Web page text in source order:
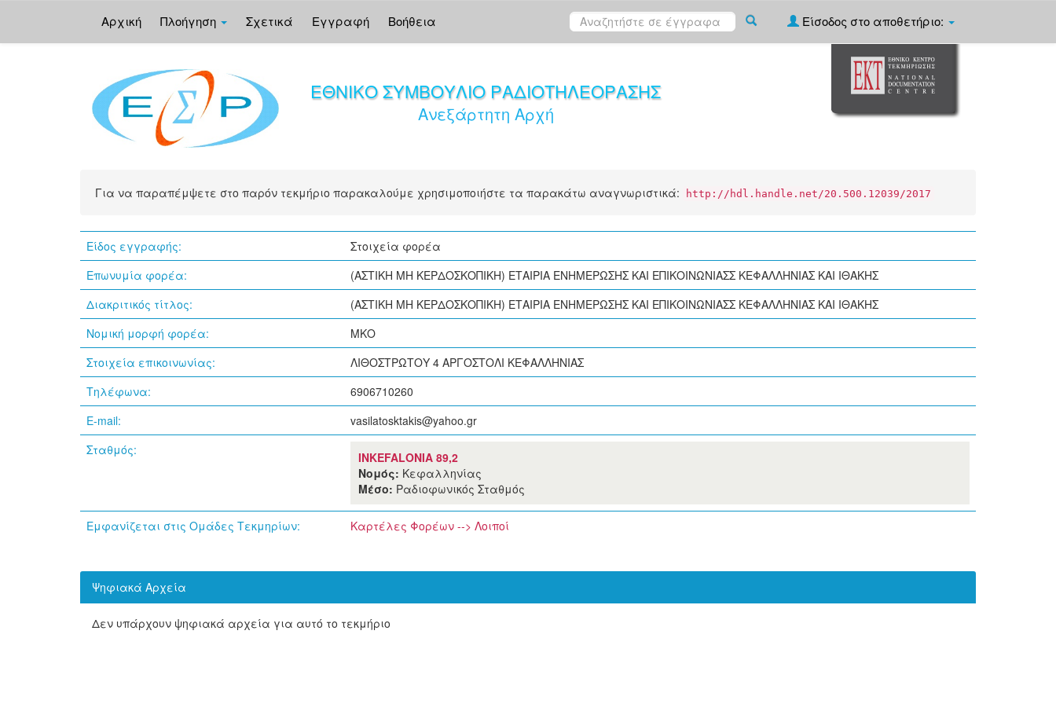
Αρχική Πλοήγηση Σχετικά Εγγραφή Βοήθεια Είσοδος στο αποθετήριο:
ΕΘΝΙΚΟ ΣΥΜΒΟΥΛΙΟ ΡΑΔΙΟΤΗΛΕΟΡΑΣΗΣ
Ανεξάρτητη Αρχή
Για να παραπέμψετε στο παρόν τεκμήριο παρακαλούμε χρησιμοποιήστε τα παρακάτω αναγνωριστικά: http://hdl.handle.net/20.500.12039/2017
Είδος εγγραφής:
Στοιχεία φορέα
Επωνυμία φορέα:
(ΑΣΤΙΚΗ ΜΗ ΚΕΡΔΟΣΚΟΠΙΚΗ) ΕΤΑΙΡΙΑ ΕΝΗΜΕΡΩΣΗΣ ΚΑΙ ΕΠΙΚΟΙΝΩΝΙΑΣΣ ΚΕΦΑΛΛΗΝΙΑΣ ΚΑΙ ΙΘΑΚΗΣ
Διακριτικός τίτλος:
(ΑΣΤΙΚΗ ΜΗ ΚΕΡΔΟΣΚΟΠΙΚΗ) ΕΤΑΙΡΙΑ ΕΝΗΜΕΡΩΣΗΣ ΚΑΙ ΕΠΙΚΟΙΝΩΝΙΑΣΣ ΚΕΦΑΛΛΗΝΙΑΣ ΚΑΙ ΙΘΑΚΗΣ
Νομική μορφή φορέα:
ΜΚΟ
Στοιχεία επικοινωνίας:
ΛΙΘΟΣΤΡΩΤΟΥ 4 ΑΡΓΟΣΤΟΛΙ ΚΕΦΑΛΛΗΝΙΑΣ
Τηλέφωνα:
6906710260
E-mail:
vasilatosktakis@yahoo.gr
Σταθμός:
INKEFALONIA 89,2
Νομός: Κεφαλληνίας
Μέσο: Ραδιοφωνικός Σταθμός
Εμφανίζεται στις Ομάδες Τεκμηρίων: Καρτέλες Φορέων --> Λοιποί
Ψηφιακά Αρχεία
Δεν υπάρχουν ψηφιακά αρχεία για αυτό το τεκμήριο